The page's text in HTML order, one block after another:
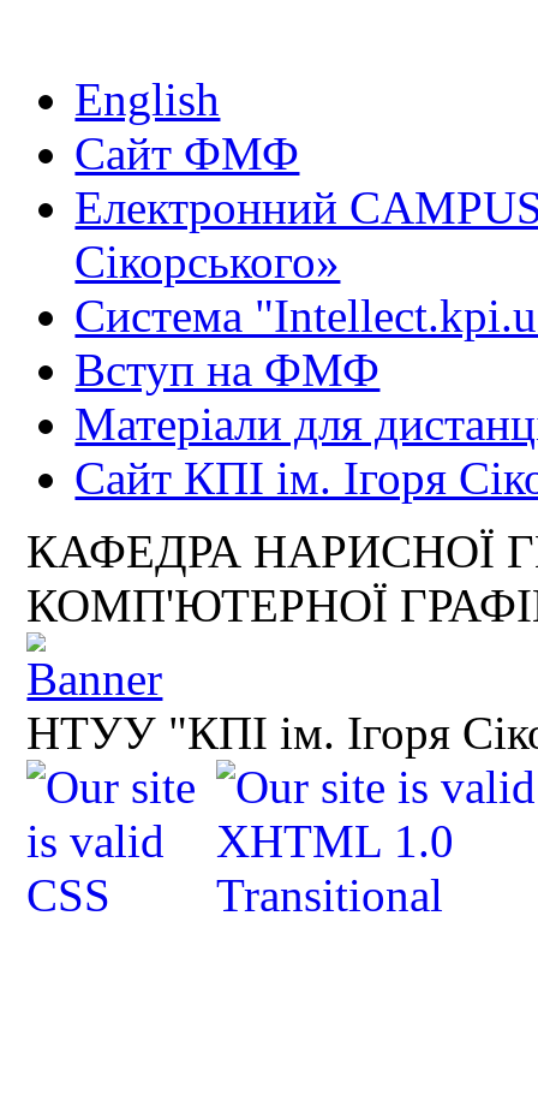
English
Сайт ФМФ
Електронний
Сікорського»
Система
Вступ на ФМФ
Матеріали для
Сайт КПІ ім. Ігоря
КАФЕДРА НАРИСНОЇ
КОМП'ЮТЕРНОЇ
НТУУ "КПІ ім. Ігоря